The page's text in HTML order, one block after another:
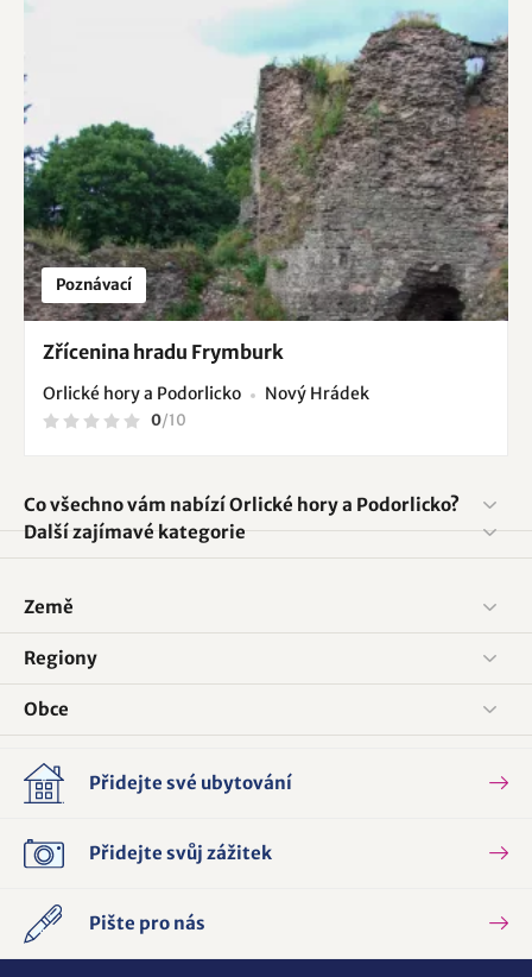
Poznávací
Zřícenina hradu Frymburk
Orlické hory a Podorlicko Nový Hrádek
0/10
Co všechno vám nabízí Orlické hory a Podorlicko?
Další zajímavé kategorie
Země
Regiony
Obce
Přidejte své ubytování
Přidejte svůj zážitek
Pište pro nás